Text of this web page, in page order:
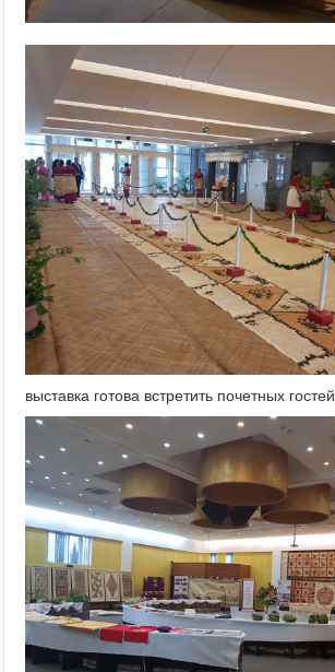
выставка готова встретить почетных гостей